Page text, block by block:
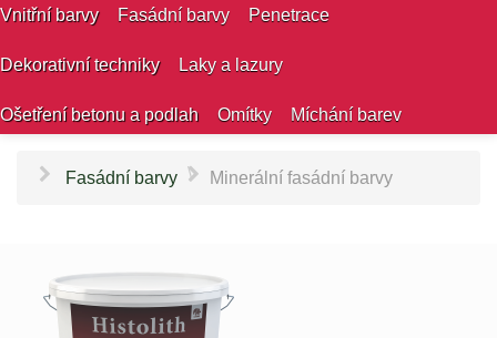
Vnitřní barvy Fasádní barvy Penetrace
Dekorativní techniky Laky a lazury
Ošetření betonu a podlah Omítky Míchání barev
Fasádní barvy \ Minerální fasádní barvy